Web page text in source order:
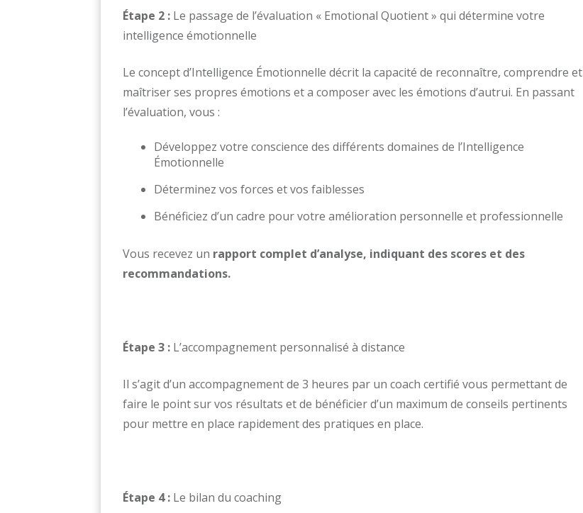
Étape 2 : Le passage de l’évaluation « Emotional Quotient » qui détermine votre
intelligence émotionnelle
Le concept d’Intelligence Émotionnelle décrit la capacité de reconnaître, comprendre et
maîtriser ses propres émotions et a composer avec les émotions d’autrui. En passant
l’évaluation, vous :
Développez votre conscience des différents domaines de l’Intelligence
Émotionnelle
Déterminez vos forces et vos faiblesses
Bénéficiez d’un cadre pour votre amélioration personnelle et professionnelle
Vous recevez un rapport complet d’analyse, indiquant des scores et des
recommandations.
Étape 3 : L’accompagnement personnalisé à distance
Il s’agit d’un accompagnement de 3 heures par un coach certifié vous permettant de
faire le point sur vos résultats et de bénéficier d’un maximum de conseils pertinents
pour mettre en place rapidement des pratiques en place.
Étape 4 : Le bilan du coaching